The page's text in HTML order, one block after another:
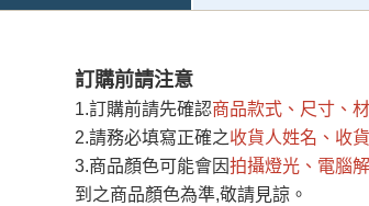
訂購前請注意
1.訂購前請先確認商品款式、尺寸、
2.請務必填寫正確之收貨人姓名、收
3.商品顏色可能會因拍攝燈光、電腦
到之商品顏色為準,敬請見諒。
運送地區
注意事項：
由於品項繁多，網頁無
認商品是否有「現貨」
若商品價格或庫存有異常，
(0)筆 全